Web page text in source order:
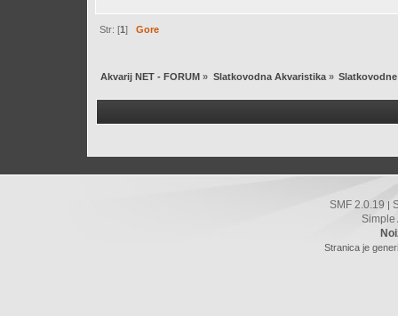
Str: [1]Gore
Akvarij NET - FORUM » Slatkovodna Akvaristika»
SMF 2.0.19 |
Simple
Stranica je